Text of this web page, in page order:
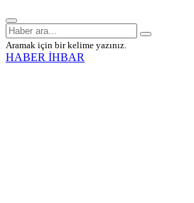
Aramak için bir kelime yazınız.
HABER İHBAR